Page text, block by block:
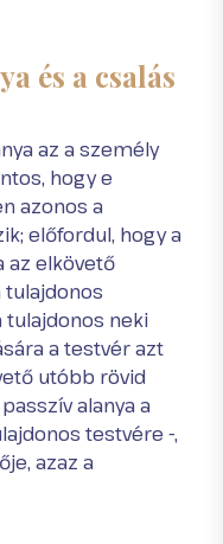
és a csalás
az a személy
hogy e
azonos a
előfordul, hogy a
az elkövető
neki
a testvér azt
utóbb rövid
alanya a
testvére -,
azaz a